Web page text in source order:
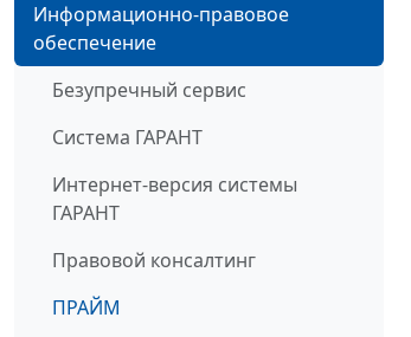
Информационно-правовое
обеспечение
Безупречный сервис
Система ГАРАНТ
Интернет-версия системы
ГАРАНТ
Правовой консалтинг
ПРАЙМ